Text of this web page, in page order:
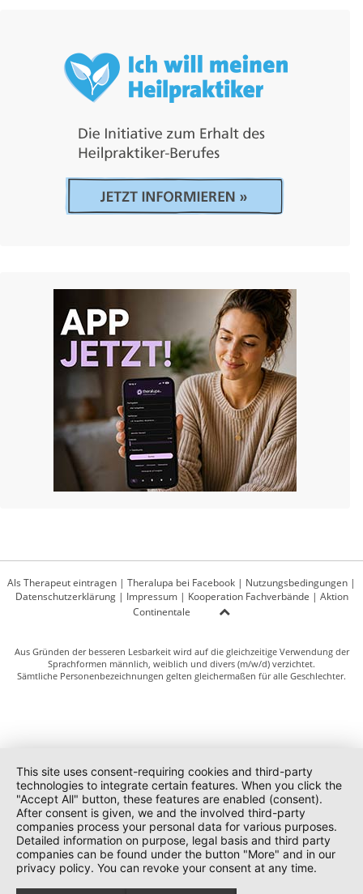
Als Therapeut eintragen | Theralupa bei Facebook | Nutzungsbedingungen |
Datenschutzerklärung| Impressum| Kooperation Fachverbände | Aktion
Continentale
Aus Gründen der besseren Lesbarkeit wird auf die gleichzeitige Verwendung der
Sprachformen männlich, weiblich und divers (m/w/d) verzichtet.
Sämtliche Personenbezeichnungen gelten gleichermaßen für alle Geschlechter.
This site uses consent-requiring cookies and third-party
technologies to integrate certain features. When you click the
"Accept All" button, these features are enabled (consent).
After consent is given, we and the involved third-party
companies process your personal data for various purposes.
Detailed information on purpose, legal basis and third party
companies can be found under the button "More" and in our
privacy policy. You can revoke your consent at any time.